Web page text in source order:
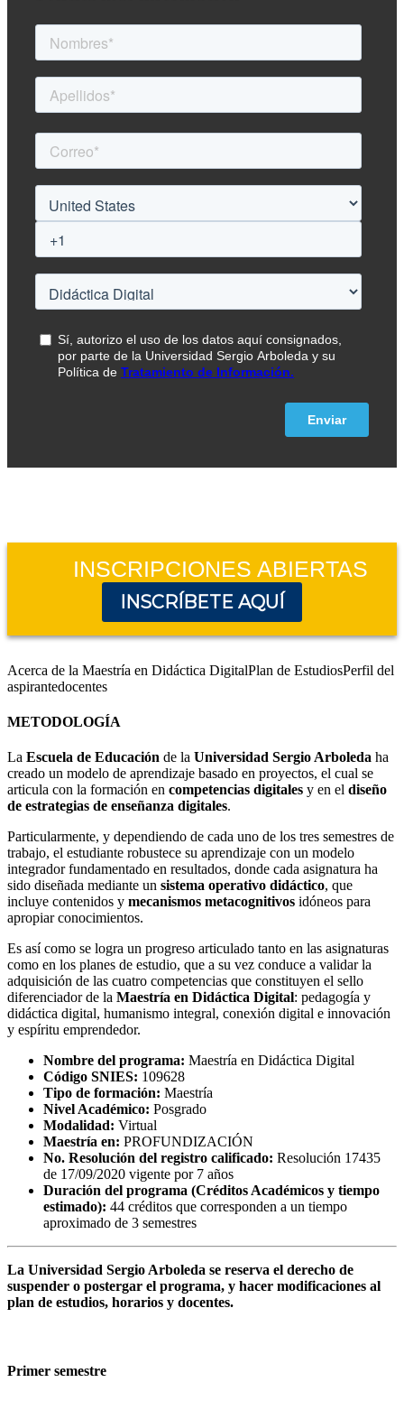
INSCRIPCIONES ABIERTAS
INSCRÍBETE AQUÍ
Acerca de la Maestría en Didáctica DigitalPlan de EstudiosPerfil del
aspirantedocentes
METODOLOGÍA
La Escuela de Educación de la Universidad Sergio Arboleda ha
creado un modelo de aprendizaje basado en proyectos, el cual se
articula con la formación en competencias digitales y en el diseño
de estrategias de enseñanza digitales.
Particularmente, y dependiendo de cada uno de los tres semestres de
trabajo, el estudiante robustece su aprendizaje con un modelo
integrador fundamentado en resultados, donde cada asignatura ha
sido diseñada mediante un sistema operativo didáctico, que
incluye contenidos y mecanismos metacognitivos idóneos para
apropiar conocimientos.
Es así como se logra un progreso articulado tanto en las asignaturas
como en los planes de estudio, que a su vez conduce a validar la
adquisición de las cuatro competencias que constituyen el sello
diferenciador de la Maestría en Didáctica Digital: pedagogía y
didáctica digital, humanismo integral, conexión digital e innovación
y espíritu emprendedor.
Nombre del programa: Maestría en Didáctica Digital
Código SNIES: 109628
Tipo de formación: Maestría
Nivel Académico: Posgrado
Modalidad: Virtual
Maestría en: PROFUNDIZACIÓN
No. Resolución del registro calificado: Resolución 17435
de 17/09/2020 vigente por 7 años
Duración del programa (Créditos Académicos y tiempo
estimado): 44 créditos que corresponden a un tiempo
aproximado de 3 semestres
La Universidad Sergio Arboleda se reserva el derecho de
suspender o postergar el programa, y hacer modificaciones al
plan de estudios, horarios y docentes.
Primer semestre